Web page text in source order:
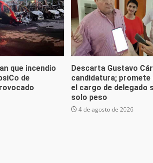
que incendio
de
Descarta Gustavo
candidatura; promete
el cargo de delegado
solo peso
4 de agosto de 2026